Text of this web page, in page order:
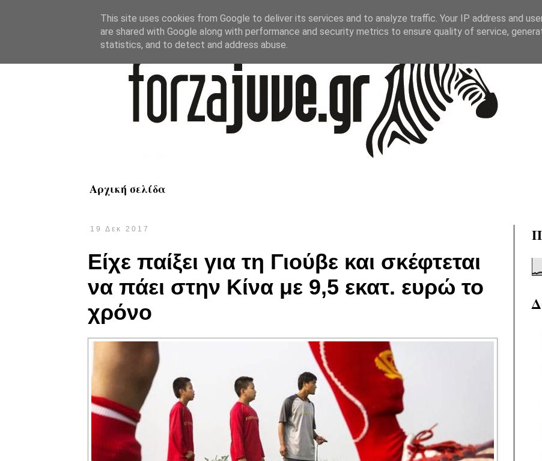
Αρχική σελίδα
19 Δεκ 2017
Είχε παίξει για τη Γιούβε και σκέφτεται
να πάει στην Κίνα με 9,5 εκατ. ευρώ το
χρόνο
This site uses cookies from Google to deliver its services and to analyze traffic. Your IP address and
are shared with Google along with performance and security metrics to ensure quality of service,
statistics, and to detect and address abuse.